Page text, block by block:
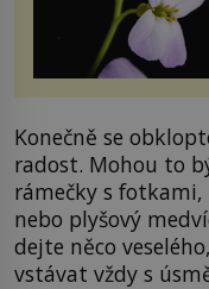
Konečně se
radost. Mohou to
rámečky s
nebo plyšový
dejte něco
vstávat vždy s